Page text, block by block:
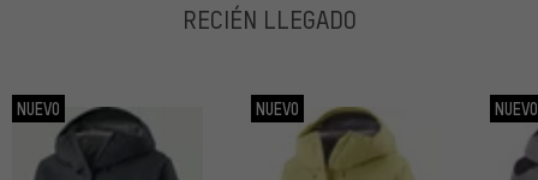
RECIÉN LLEGADO
NUEVO NUEVO NUEVO